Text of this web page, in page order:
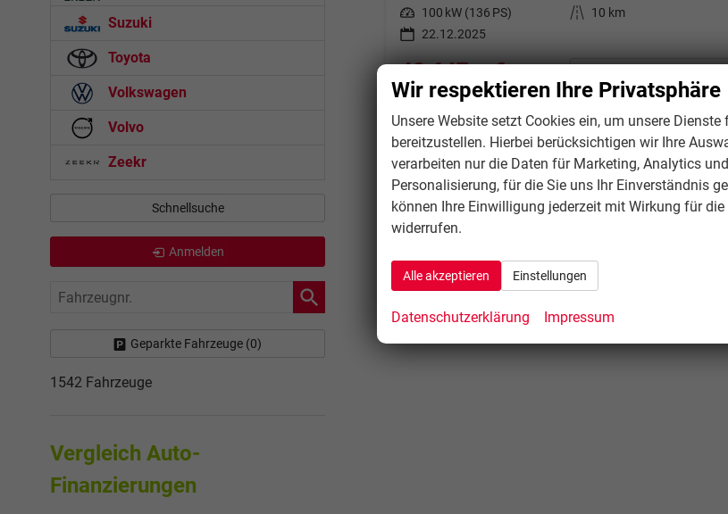
Leistung 100 kW (136 PS) Kilometerstand
10 km
22.12.2025
40.647,– €
incl. 21% MwSt.
CO -Klasse: E
CO2-Emissionen:146,00 g/km
Suzuki
Toyota
Volkswagen
Volvo
Zeekr
Schnellsuche
Anmelden
Fahrzeugnr.
Geparkte Fahrzeuge (0)
1542 Fahrzeuge
Vergleich Auto-
Finanzierungen
Wir respektieren Ihre Privatsphäre
Unsere Website setzt Cookies ein, um unsere Dienste
bereitzustellen. Hierbei berücksichtigen wir Ihre
verarbeiten nur die Daten für Marketing, Analytics und
Personalisierung, für die Sie uns Ihr Einverständnis
können Ihre Einwilligung jederzeit mit Wirkung für
widerrufen.
Alle akzeptieren Einstellungen
Datenschutzerklärung Impressum